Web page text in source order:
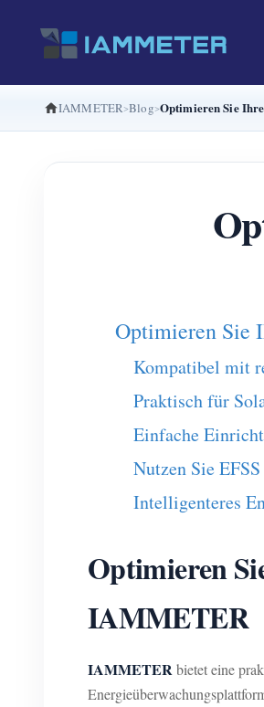
IAMMETER Blog Optimieren Sie
Optimieren Sie
Kompatibel mit
Praktisch für
Einfache
Nutzen Sie
Intelligenteres
Optimieren
IAMMETER
IAMMETERbietet eine